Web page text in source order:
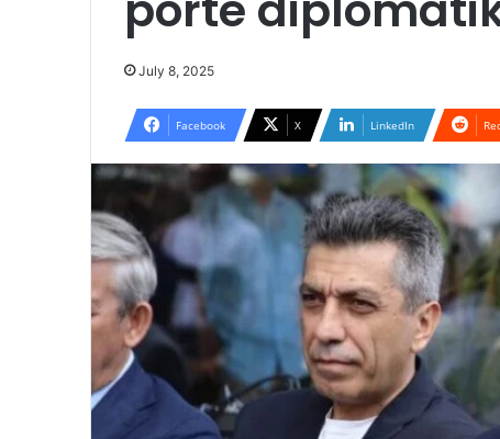
July 8, 2025
Facebook X LinkedIn